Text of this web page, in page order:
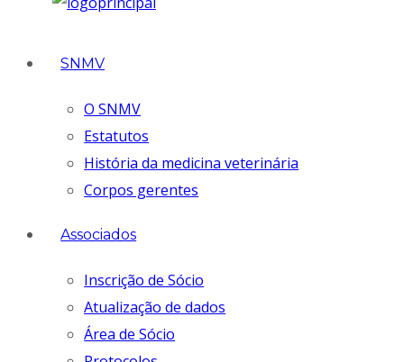
SNMV
O SNMV
Estatutos
História da medicina veterinária
Corpos gerentes
Associados
Inscrição de Sócio
Atualização de dados
Área de Sócio